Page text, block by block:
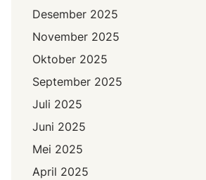
Desember 2025
November 2025
Oktober 2025
September 2025
Juli 2025
Juni 2025
Mei 2025
April 2025